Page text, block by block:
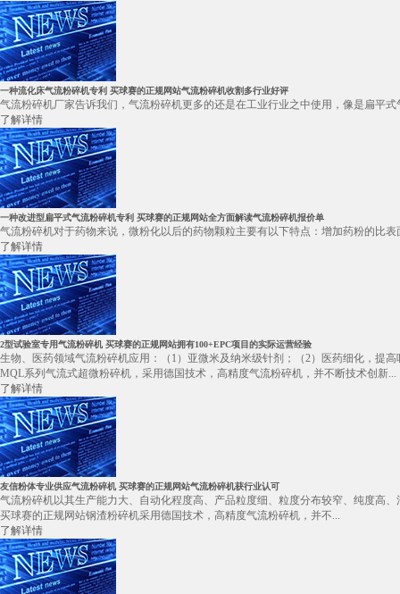
一种流化床气流粉碎机专利 买球赛的正规网站气流粉碎机收割多行业好评
气流粉碎机厂家告诉我们，气流粉碎机更多的还是在工业行业之中使用，像是扁平
了解详情
一种改进型扁平式气流粉碎机专利 买球赛的正规网站全方面解读气流粉碎机报价单
气流粉碎机对于药物来说，微粉化以后的药物颗粒主要有以下特点：增加药粉的比
了解详情
2型试验室专用气流粉碎机 买球赛的正规网站拥有100+EPC项目的实际运营经验
生物、医药领域气流粉碎机应用：（1）亚微米及纳米级针剂；（2）医药细化，提
MQL系列气流式超微粉碎机，采用德国技术，高精度气流粉碎机，并不断技术创新...
了解详情
友信粉体专业供应气流粉碎机 买球赛的正规网站气流粉碎机获行业认可
气流粉碎机以其生产能力大、自动化程度高、产品粒度细、粒度分布较窄、纯度高
买球赛的正规网站钢渣粉碎机采用德国技术，高精度气流粉碎机，并不...
了解详情